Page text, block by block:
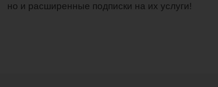
но и расширенные подписки на их услуги!